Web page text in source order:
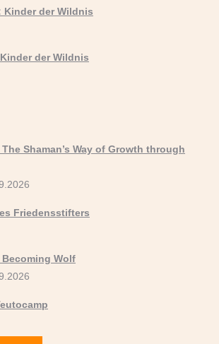
Kinder der Wildnis
der Wildnis
Shaman’s Way of Growth through
Friedensstifters
Becoming Wolf